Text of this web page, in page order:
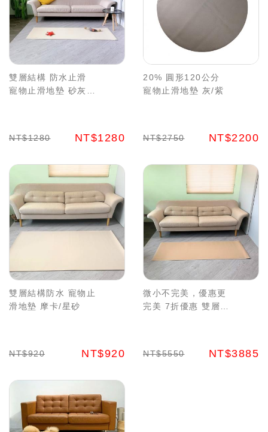
雙層結構 防水止滑
寵物止滑地墊 砂灰/
NT$1280 NT$1280
20% 圓形120公分
寵物止滑地墊 灰/紫
NT$2750 NT$2200
雙層結構防水 寵物止
滑地墊 摩卡/星砂
NT$920 NT$920
微小不完美，優惠更
完美 7折優惠 雙層結
NT$5550 NT$3885